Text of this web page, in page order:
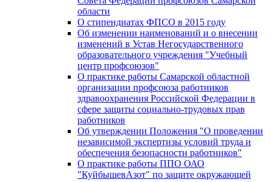
области
О стипендиатах ФПСО в 2015 году
Об изменении наименований и о внесении
изменений в Устав Негосударственного
образовательного учреждения "Учебный
центр профсоюзов"
О практике работы Самарской областной
организации профсоюза работников
здравоохранения Российской Федерации в
сфере защиты социально-трудовых прав
работников
Об утверждении Положения "О проведении
независимой экспертизы условий труда и
обеспечения безопасности работников"
О практике работы ППО ОАО
"КуйбышевАзот" по защите окружающей